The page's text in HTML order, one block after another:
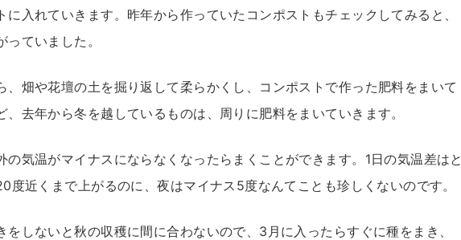
に入れていきます。昨年から作っていたコンポストもチェックしてみると、
ていました。
、畑や花壇の土を掘り返して柔らかくし、コンポストで作った肥料をまいて
、去年から冬を越しているものは、周りに肥料をまいていきます。
の気温がマイナスにならなくなったらまくことができます。1日の気温差はと
度近くまで上がるのに、夜はマイナス5度なんてことも珍しくないのです。
をしないと秋の収穫に間に合わないので、3月に入ったらすぐに種をまき、